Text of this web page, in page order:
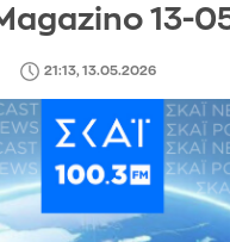
13-
21:13, 13.05.2026